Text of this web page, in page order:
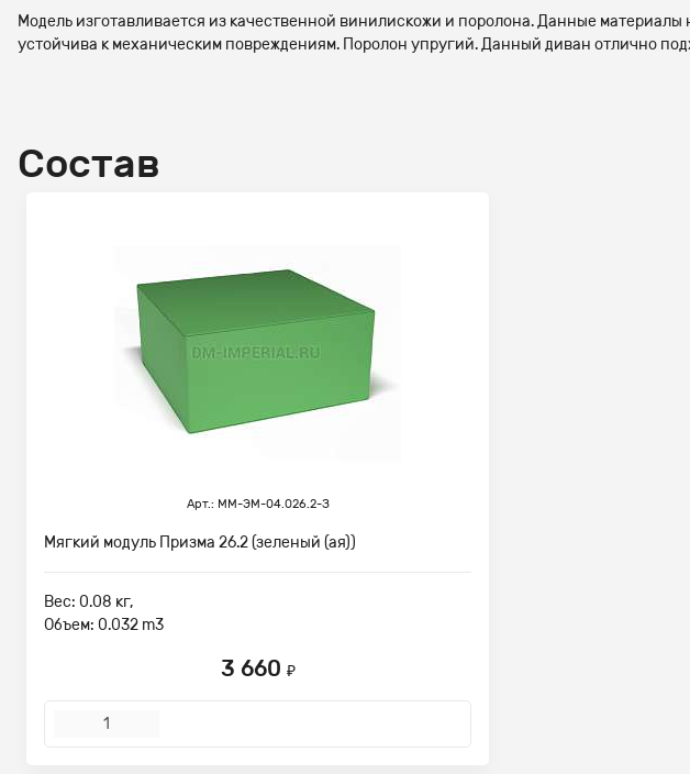
Модель изготавливается из качественной винилискожи и поролона. Данные
устойчива к механическим повреждениям. Поролон упругий. Данный диван отлично
Состав
Арт.: ММ-ЭМ-04.026.2-З
Мягкий модуль Призма 26.2 (зеленый (ая))
Вес: 0.08 кг,
Объем: 0.032 m3
3 660 ₽